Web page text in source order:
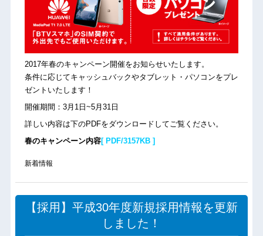
2017年春のキャンペーン開催をお知らせいたします。
条件に応じてキャッシュバックやタブレット・パソコンをプレ
ゼントいたします！
開催期間：3月1日~5月31日
詳しい内容は下のPDFをダウンロードしてご覧ください。
春のキャンペーン内容[ PDF/3157KB ]
新着情報
【採用】平成30年度新規採用情報を更新
しました！